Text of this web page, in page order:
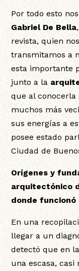
Por todo esto
Gabriel De Bella
revista, quien
transmitamos a
esta importante
junto a la
que al
muchos más
sus energías a
posee estado
Ciudad de
Orígenes y
arquitectónico
donde funcionó
En una
llegar a un
detectó que en
una escasa, casi